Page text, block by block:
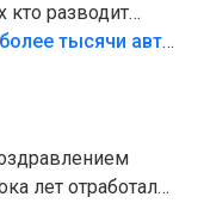
кто разводит
полно
В тольяттинский лес не пустили более тысячи автомобилей
лет отработали